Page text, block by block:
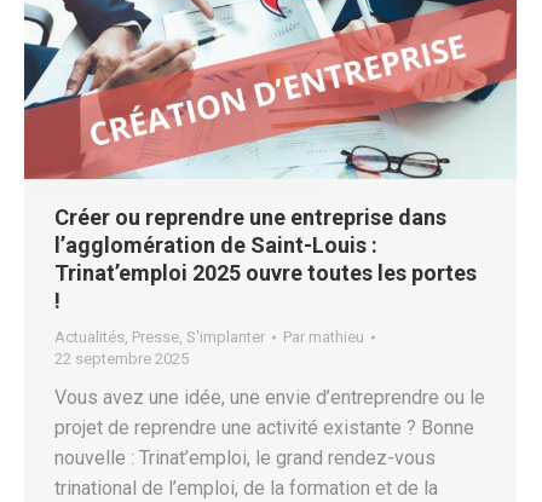
Créer ou reprendre une entreprise dans
l’agglomération de Saint-Louis :
Trinat’emploi 2025 ouvre toutes les portes
!
Actualités, Presse, S'implanter Par mathieu
22 septembre 2025
Vous avez une idée, une envie d’entreprendre ou le
projet de reprendre une activité existante ? Bonne
nouvelle : Trinat’emploi, le grand rendez-vous
trinational de l’emploi, de la formation et de la